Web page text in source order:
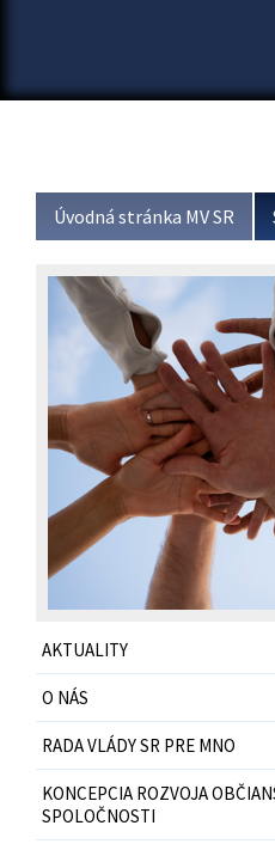
Úvodná stránka MV SR
AKTUALITY
O NÁS
RADA VLÁDY SR PRE MNO
KONCEPCIA ROZVOJA
SPOLOČNOSTI